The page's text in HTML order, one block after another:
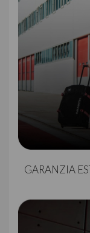
GARANZIA